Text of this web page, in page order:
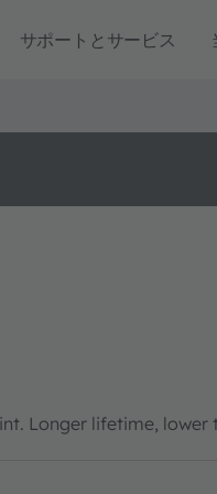
サポートとサービス
Longer lifetime,